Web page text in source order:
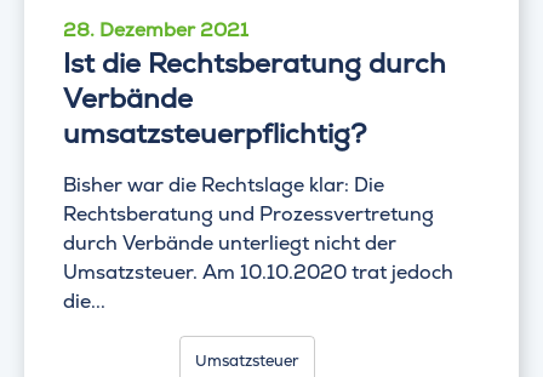
28. Dezember 2021
Ist die Rechtsberatung durch
Verbände
umsatzsteuerpflichtig?
Bisher war die Rechtslage klar: Die
Rechtsberatung und Prozessvertretung
durch Verbände unterliegt nicht der
Umsatzsteuer. Am 10.10.2020 trat jedoch
die...
Umsatzsteuer